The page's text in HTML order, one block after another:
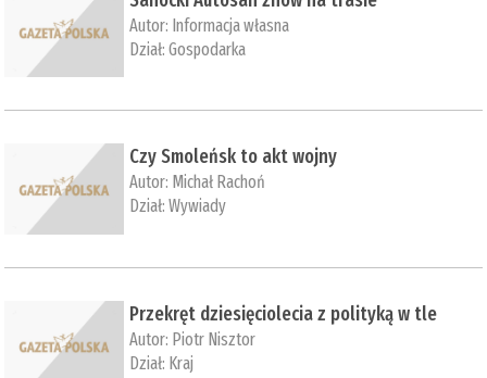
Autor: Informacja własna
Dział:Gospodarka
Czy Smoleńsk to akt wojny
Autor: Michał Rachoń
Dział:Wywiady
Przekręt dziesięciolecia z polityką w tle
Autor: Piotr Nisztor
Dział: Kraj